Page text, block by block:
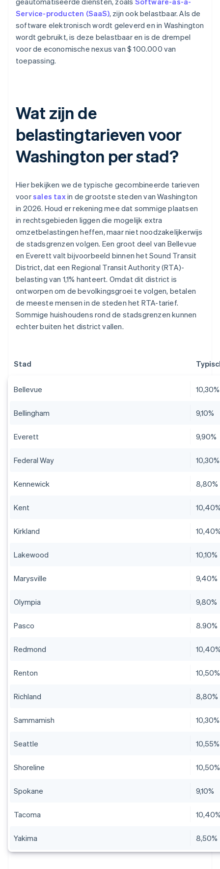
Service-producten (SaaS), zijn ook belastbaar. Als de
software elektronisch wordt geleverd en in Washington
wordt gebruikt, is deze belastbaar en is de drempel
voor de economische nexus van $ 100.000 van
toepassing.
Wat zijn de
belastingtarieven voor
Washington per stad?
Hier bekijken we de typische gecombineerde tarieven
voorsales taxin de grootste steden van Washington
in 2026. Houd er rekening mee dat sommige plaatsen
in rechtsgebieden liggen die mogelijk extra
omzetbelastingen heffen, maar niet noodzakelijkerwijs
de stadsgrenzen volgen. Een groot deel van Bellevue
en Everett valt bijvoorbeeld binnen het Sound Transit
District, dat een Regional Transit Authority (RTA)-
belasting van 1,1% hanteert. Omdat dit district is
ontworpen om de bevolkingsgroei te volgen, betalen
de meeste mensen in de steden het RTA-tarief.
Sommige huishoudens rond de stadsgrenzen kunnen
echter buiten het district vallen.
Stad
Bellevue 10,30%
Bellingham 9,10%
Everett 9,90%
Federal Way 10,30%
Kennewick 8,80%
Kent
Kirkland
Lakewood 10,10%
Marysville 9,40%
Olympia 9,80%
Pasco 8.90%
Redmond
Renton 10,50%
Richland 8,80%
Sammamish 10,30%
Seattle 10,55%
Shoreline 10,50%
Spokane 9,10%
Tacoma
Yakima 8,50%